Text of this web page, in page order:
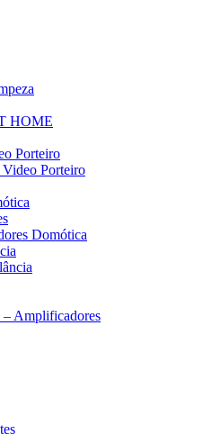
HOME
Porteiro
Porteiro
Domótica
– Amplificadores